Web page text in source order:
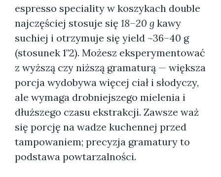
espresso speciality w koszykach double
najczęściej stosuje się 18–20 g kawy
suchiej i otrzymuje się yield ~36–40 g
(stosunek 1"2). Możesz eksperymentować
z wyższą czy niższą gramaturą — większa
porcja wydobywa więcej ciał i słodyczy,
ale wymaga drobniejszego mielenia i
dłuższego czasu ekstrakcji. Zawsze waż
się porcję na wadze kuchennej przed
tampowaniem; precyzja gramatury to
podstawa powtarzalności.